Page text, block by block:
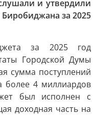
и утвердили
за 2025
за 2025 год
Городской Думы
сумма поступлений
более 4 миллиардов
был исполнен с
доходная часть на